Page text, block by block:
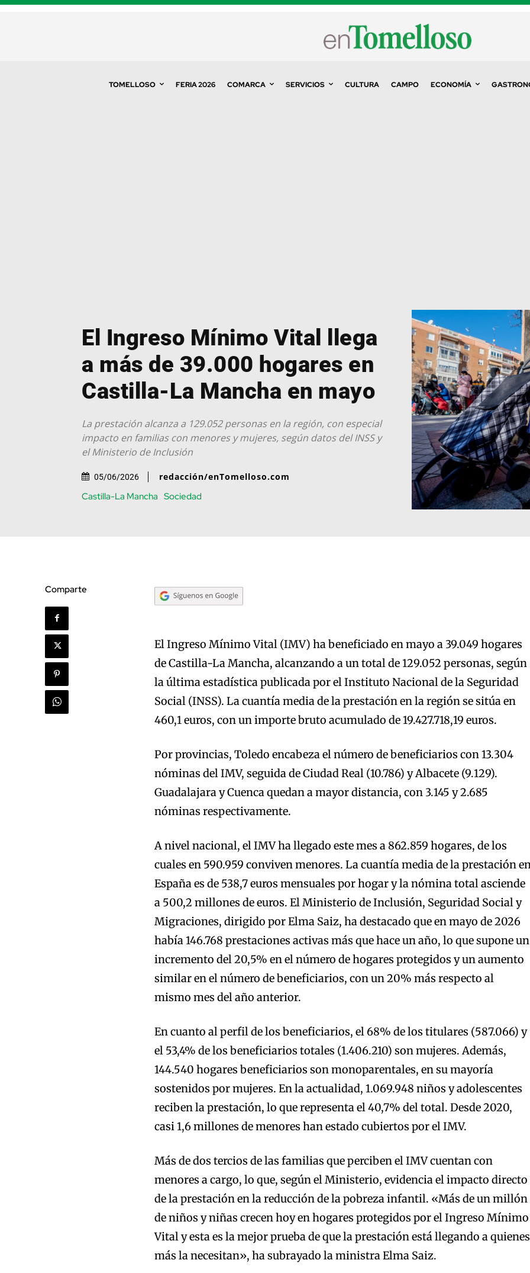
TOMELLOSO FERIA 2026 COMARCA SERVICIOS CULTURA CAMPO ECONOMÍA
El Ingreso Mínimo Vital llega
a más de 39.000 hogares en
Castilla-La Mancha en mayo
La prestación alcanza a 129.052 personas en la región, con especial
impacto en familias con menores y mujeres, según datos del INSS y
el Ministerio de Inclusión
05/06/2026 redacción/enTomelloso.com
Castilla-La Mancha Sociedad
Comparte
El Ingreso Mínimo Vital (IMV) ha beneficiado en mayo a 39.049 hogares
de Castilla-La Mancha, alcanzando a un total de 129.052 personas, según
la última estadística publicada por el Instituto Nacional de la Seguridad
Social (INSS). La cuantía media de la prestación en la región se sitúa en
460,1 euros, con un importe bruto acumulado de 19.427.718,19 euros.
Por provincias, Toledo encabeza el número de beneficiarios con 13.304
nóminas del IMV, seguida de Ciudad Real (10.786) y Albacete (9.129).
Guadalajara y Cuenca quedan a mayor distancia, con 3.145 y 2.685
nóminas respectivamente.
A nivel nacional, el IMV ha llegado este mes a 862.859 hogares, de los
cuales en 590.959 conviven menores. La cuantía media de la prestación
España es de 538,7 euros mensuales por hogar y la nómina total asciende
a 500,2 millones de euros. El Ministerio de Inclusión, Seguridad Social y
Migraciones, dirigido por Elma Saiz, ha destacado que en mayo de 2026
había 146.768 prestaciones activas más que hace un año, lo que supone un
incremento del 20,5% en el número de hogares protegidos y un aumento
similar en el número de beneficiarios, con un 20% más respecto al
mismo mes del año anterior.
En cuanto al perfil de los beneficiarios, el 68% de los titulares (587.066) y
el 53,4% de los beneficiarios totales (1.406.210) son mujeres. Además,
144.540 hogares beneficiarios son monoparentales, en su mayoría
sostenidos por mujeres. En la actualidad, 1.069.948 niños y adolescentes
reciben la prestación, lo que representa el 40,7% del total. Desde 2020,
casi 1,6 millones de menores han estado cubiertos por el IMV.
Más de dos tercios de las familias que perciben el IMV cuentan con
menores a cargo, lo que, según el Ministerio, evidencia el impacto directo
de la prestación en la reducción de la pobreza infantil. «Más de un millón
de niños y niñas crecen hoy en hogares protegidos por el Ingreso Mínimo
Vital y esta es la mejor prueba de que la prestación está llegando a quienes
más la necesitan», ha subrayado la ministra Elma Saiz.